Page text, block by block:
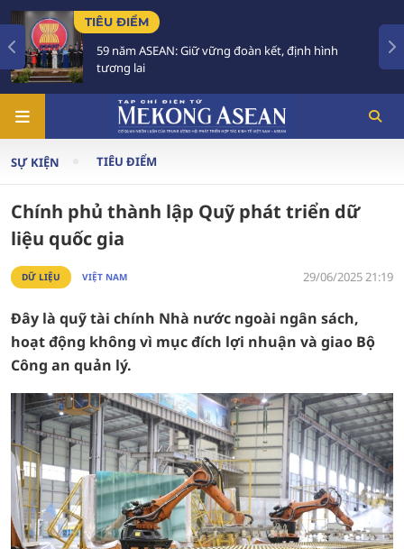
ĐIỂM
ASEAN: Giữ vững đoàn kết, định hình
lai
TIÊU
Việt
trong
SỰ KIỆN TIÊU ĐIỂM
Chính phủ thành lập Quỹ phát triển dữ
liệu quốc gia
DỮ LIỆU VIỆT NAM 29/06/2025 21:19
Đây là quỹ tài chính Nhà nước ngoài ngân sách,
hoạt động không vì mục đích lợi nhuận và giao Bộ
Công an quản lý.